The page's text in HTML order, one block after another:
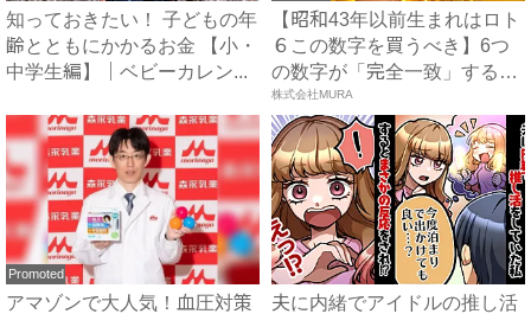
知っておきたい！ 子どもの年
齢とともにかかるお金 【小・
中学生編】｜ベビーカレン...
【昭和43年以前生まれはロト
６この数字を買うべき】6つ
の数字が「完全一致」する
方...
株式会社MURA
Promoted
アマゾンで大人気！血圧対策
夫に内緒でアイドルの推し活